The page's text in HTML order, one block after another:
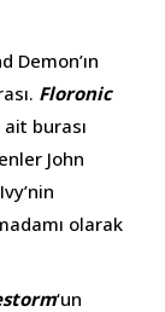
Demon’ın
Floronic
burası
John
olarak
‘un